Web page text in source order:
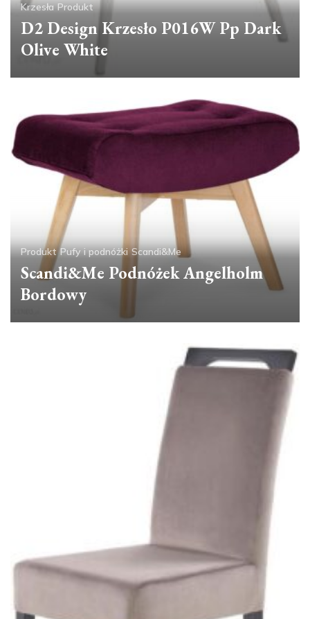
Krzesła Produkt
D2 Design Krzesło P016W Pp Dark
Olive White
Produkt Pufy i podnóżki Scandi&Me
Scandi&Me Podnóżek Angelholm
Bordowy